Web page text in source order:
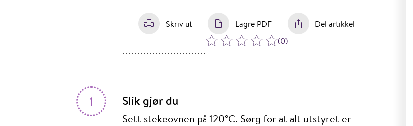
Skriv ut Lagre PDF
Del artikkel
(0)
1 Slik gjør du
Sett stekeovnen på 120°C. Sørg for at alt utstyret er